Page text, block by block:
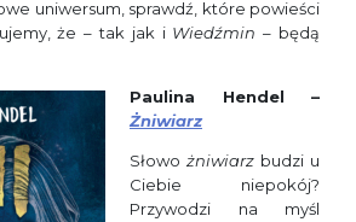
uniwersum, sprawdź, które powieści
że – tak jak i Wiedźmin– będą
Paulina Hendel –
Żniwiarz
Słowo żniwiarz budzi u
Ciebie niepokój?
Przywodzi na myśl